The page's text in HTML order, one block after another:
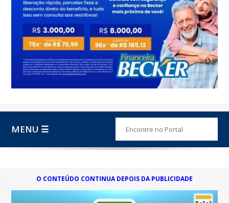
MENU ☰
O CONTEÚDO CONTINUA DEPOIS DA PUBLICIDADE